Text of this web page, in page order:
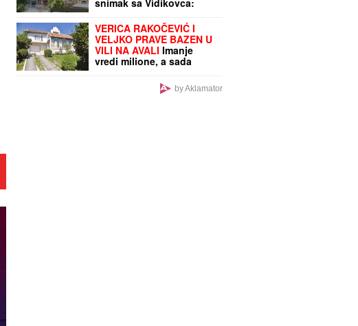
snimak sa Vidikovca:
Beograd, a evo kako će
se kretati do kraja večeri
VERICA RAKOČEVIĆ I
VELJKO PRAVE BAZEN U
VILI NA AVALI Imanje
vredi milione, a sada
dvorišta: Bagerista
uveliko izvodi radoveby Aklamator